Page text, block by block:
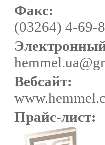
Факс:
(03264) 4-69-
Вебсайт:
Прайс-лист: